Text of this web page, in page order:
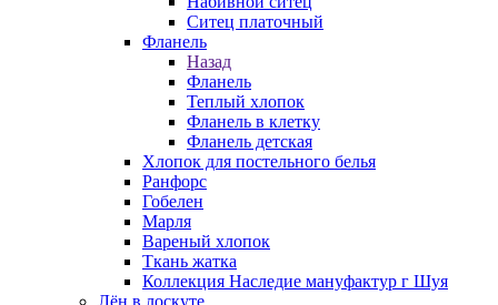
Ситец платочный
Фланель
Назад
Фланель
Теплый хлопок
Фланель в клетку
Фланель детская
Хлопок для постельного белья
Ранфорс
Гобелен
Марля
Вареный хлопок
Ткань жатка
Коллекция Наследие мануфактур г Шуя
Лён в лоскуте